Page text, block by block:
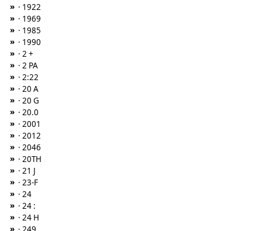
» · 1922
» · 1969
» · 1985
» · 1990
» · 2 +
» · 2 PA
» · 2:22
» · 20 A
» · 20 G
» · 20.0
» · 2001
» · 2012
» · 2046
» · 20TH
» · 21 J
» · 23-F
» · 24
» · 24 :
» · 24 H
»